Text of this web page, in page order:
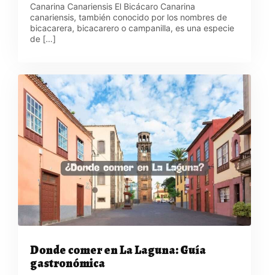
Canarina Canariensis El Bicácaro Canarina
canariensis, también conocido por los nombres de
bicacarera, bicacarero o campanilla, es una especie
de […]
Donde comer en La Laguna: Guía
gastronómica